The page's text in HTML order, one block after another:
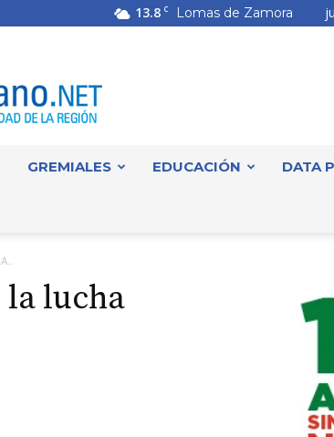
13.8 C Lomas de Zamora
GREMIALES EDUCACIÓN DATA
la lucha